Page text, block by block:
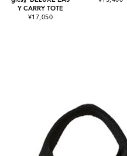
Y CARRY TOTE
¥17,050